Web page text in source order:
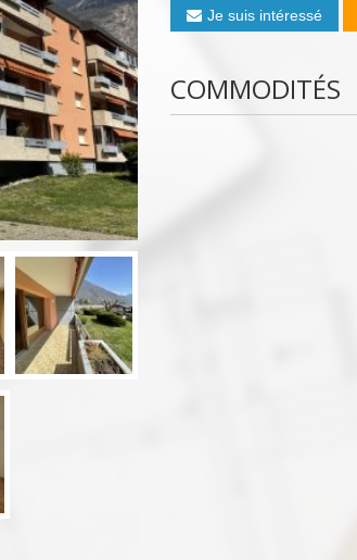
Je suis intéressé
COMMODITÉS